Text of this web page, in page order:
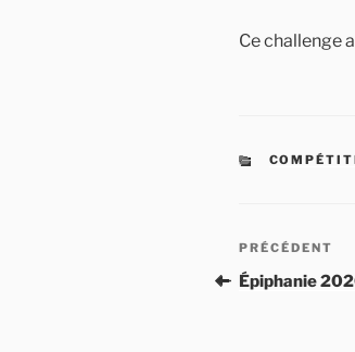
Ce challenge
Navigation
de
Article
précédent
PRÉCÉDENT
Épiphanie